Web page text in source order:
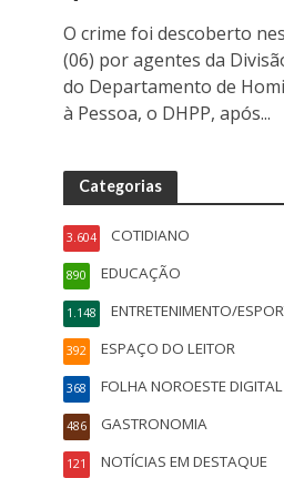
O crime foi descoberto
(06) por agentes da
do Departamento de
à Pessoa, o DHPP, após...
Categorias
COTIDIANO
3.604
EDUCAÇÃO
890
ENTRETENIMENTO/
1.148
ESPAÇO DO LEITOR
392
FOLHA NOROESTE DIGITAL
368
GASTRONOMIA
486
NOTÍCIAS EM DESTAQUE
121